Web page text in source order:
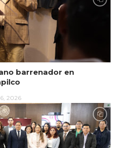
barrenador en
2026